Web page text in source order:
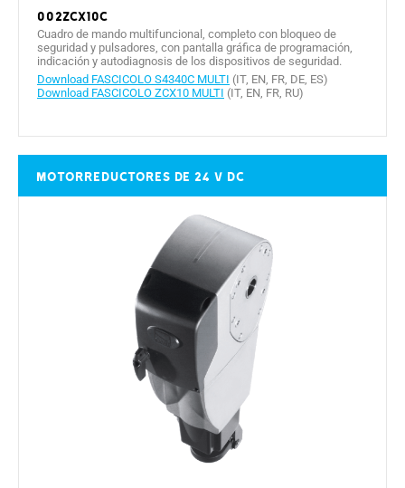
002ZCX10C
Cuadro de mando multifuncional, completo con bloqueo de
seguridad y pulsadores, con pantalla gráfica de programación,
indicación y autodiagnosis de los dispositivos de seguridad.
Download FASCICOLO S4340C MULTI (IT, EN, FR, DE, ES)
Download FASCICOLO ZCX10 MULTI (IT, EN, FR, RU)
Motorreductores de 24 V DC